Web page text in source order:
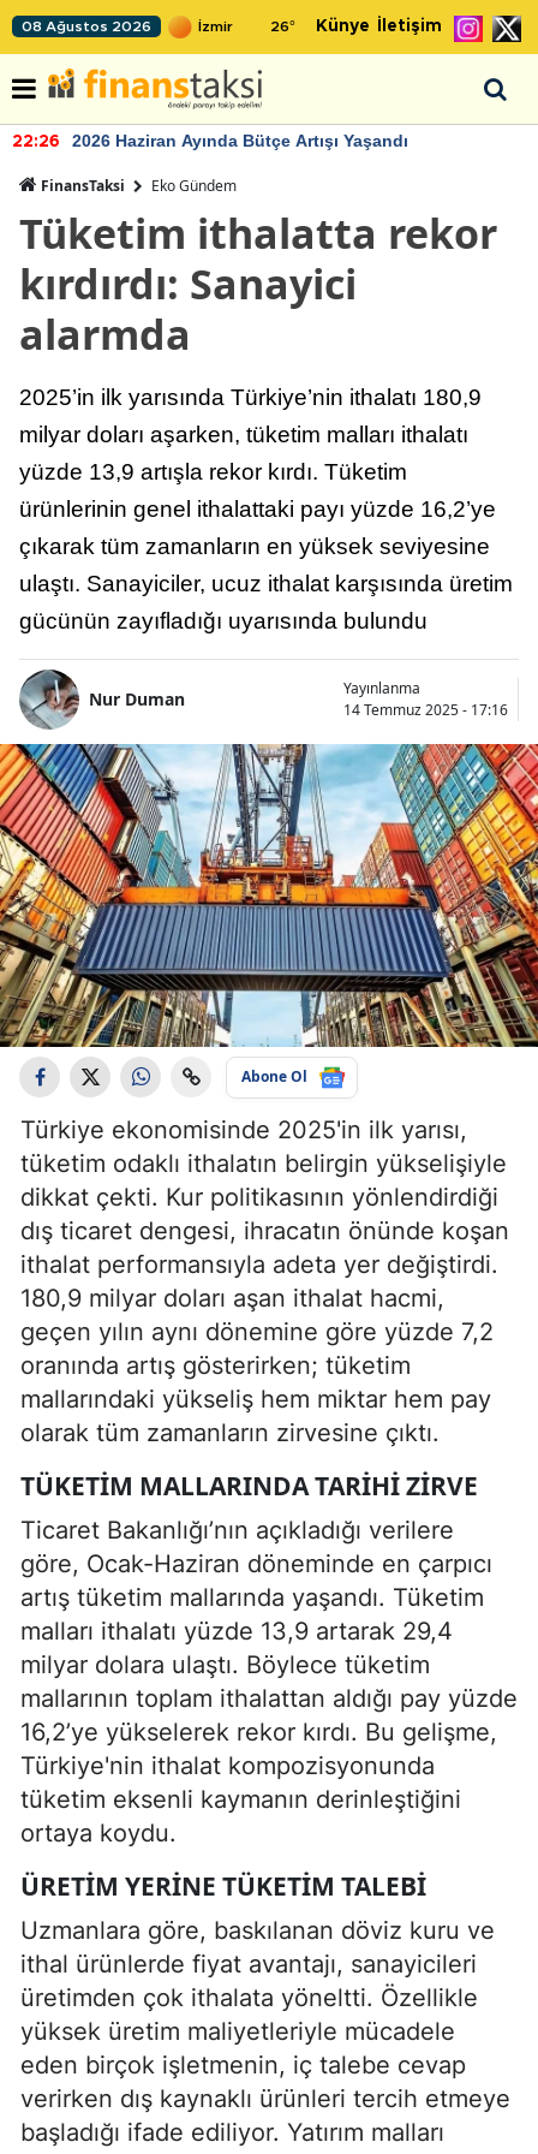
08 Ağustos 2026 26° Künye İletişim
22:26 2026 Haziran Ayında Bütçe Artışı Yaşandı
FinansTaksi Eko Gündem
Tüketim ithalatta rekor
kırdırdı: Sanayici
alarmda
2025’in ilk yarısında Türkiye’nin ithalatı 180,9
milyar doları aşarken, tüketim malları ithalatı
yüzde 13,9 artışla rekor kırdı. Tüketim
ürünlerinin genel ithalattaki payı yüzde 16,2’ye
çıkarak tüm zamanların en yüksek seviyesine
ulaştı. Sanayiciler, ucuz ithalat karşısında üretim
gücünün zayıfladığı uyarısında bulundu
Nur Duman
Yayınlanma
14 Temmuz 2025 - 17:16
Abone Ol
Türkiye ekonomisinde 2025'in ilk yarısı,
tüketim odaklı ithalatın belirgin yükselişiyle
dikkat çekti. Kur politikasının yönlendirdiği
dış ticaret dengesi, ihracatın önünde koşan
ithalat performansıyla adeta yer değiştirdi.
180,9 milyar doları aşan ithalat hacmi,
geçen yılın aynı dönemine göre yüzde 7,2
oranında artış gösterirken; tüketim
mallarındaki yükseliş hem miktar hem pay
olarak tüm zamanların zirvesine çıktı.
TÜKETIM MALLARINDA TARIHI ZIRVE
Ticaret Bakanlığı’nın açıkladığı verilere
göre, Ocak-Haziran döneminde en çarpıcı
artış tüketim mallarında yaşandı. Tüketim
malları ithalatı yüzde 13,9 artarak 29,4
milyar dolara ulaştı. Böylece tüketim
mallarının toplam ithalattan aldığı pay yüzde
16,2’ye yükselerek rekor kırdı. Bu gelişme,
Türkiye'nin ithalat kompozisyonunda
tüketim eksenli kaymanın derinleştiğini
ortaya koydu.
ÜRETIM YERINE TÜKETIM TALEBI
Uzmanlara göre, baskılanan döviz kuru ve
ithal ürünlerde fiyat avantajı, sanayicileri
üretimden çok ithalata yöneltti. Özellikle
yüksek üretim maliyetleriyle mücadele
eden birçok işletmenin, iç talebe cevap
verirken dış kaynaklı ürünleri tercih etmeye
başladığı ifade ediliyor. Yatırım malları